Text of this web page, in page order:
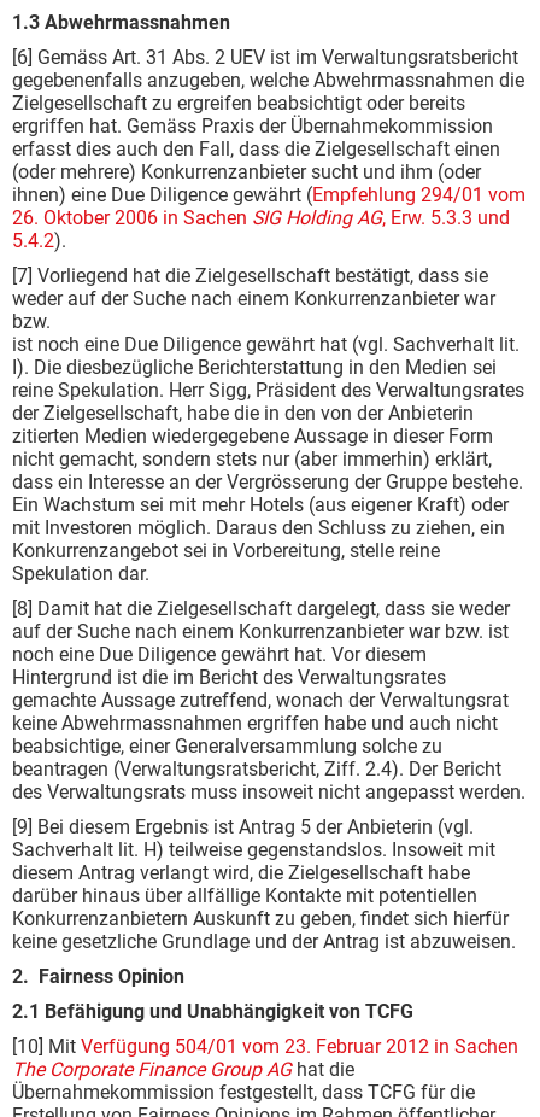
1.3 Abwehrmassnahmen
[6] Gemäss Art. 31 Abs. 2 UEV ist im Verwaltungsratsbericht
gegebenenfalls anzugeben, welche Abwehrmassnahmen die
Zielgesellschaft zu ergreifen beabsichtigt oder bereits
ergriffen hat. Gemäss Praxis der Übernahmekommission
erfasst dies auch den Fall, dass die Zielgesellschaft einen
(oder mehrere) Konkurrenzanbieter sucht und ihm (oder
ihnen) eine Due Diligence gewährt (Empfehlung 294/01 vom
26. Oktober 2006 in Sachen SIG Holding AG, Erw. 5.3.3 und
5.4.2).
[7] Vorliegend hat die Zielgesellschaft bestätigt, dass sie
weder auf der Suche nach einem Konkurrenzanbieter war
bzw.
ist noch eine Due Diligence gewährt hat (vgl. Sachverhalt lit.
I). Die diesbezügliche Berichterstattung in den Medien sei
reine Spekulation. Herr Sigg, Präsident des Verwaltungsrates
der Zielgesellschaft, habe die in den von der Anbieterin
zitierten Medien wiedergegebene Aussage in dieser Form
nicht gemacht, sondern stets nur (aber immerhin) erklärt,
dass ein Interesse an der Vergrösserung der Gruppe bestehe.
Ein Wachstum sei mit mehr Hotels (aus eigener Kraft) oder
mit Investoren möglich. Daraus den Schluss zu ziehen, ein
Konkurrenzangebot sei in Vorbereitung, stelle reine
Spekulation dar.
[8] Damit hat die Zielgesellschaft dargelegt, dass sie weder
auf der Suche nach einem Konkurrenzanbieter war bzw. ist
noch eine Due Diligence gewährt hat. Vor diesem
Hintergrund ist die im Bericht des Verwaltungsrates
gemachte Aussage zutreffend, wonach der Verwaltungsrat
keine Abwehrmassnahmen ergriffen habe und auch nicht
beabsichtige, einer Generalversammlung solche zu
beantragen (Verwaltungsratsbericht, Ziff. 2.4). Der Bericht
des Verwaltungsrats muss insoweit nicht angepasst werden.
[9] Bei diesem Ergebnis ist Antrag 5 der Anbieterin (vgl.
Sachverhalt lit. H) teilweise gegenstandslos. Insoweit mit
diesem Antrag verlangt wird, die Zielgesellschaft habe
darüber hinaus über allfällige Kontakte mit potentiellen
Konkurrenzanbietern Auskunft zu geben, findet sich hierfür
keine gesetzliche Grundlage und der Antrag ist abzuweisen.
2. Fairness Opinion
2.1 Befähigung und Unabhängigkeit von TCFG
[10] Mit Verfügung 504/01 vom 23. Februar 2012 in Sachen
The Corporate Finance Group AG hat die
Übernahmekommission festgestellt, dass TCFG für die